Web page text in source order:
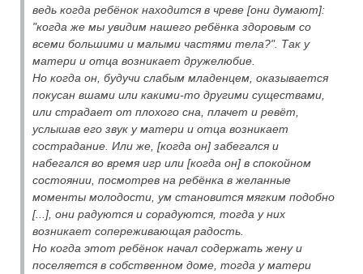
ведь когда ребёнок находится в чреве [они думают]:
"когда же мы увидим нашего ребёнка здоровым со
всеми большими и малыми частями тела?". Так у
матери и отца возникает дружелюбие.
Но когда он, будучи слабым младенцем, оказывается
покусан вшами или какими-то другими существами,
или страдает от плохого сна, плачет и ревёт,
услышав его звук у матери и отца возникает
сострадание. Или же, [когда он] забегался и
набегался во время игр или [когда он] в спокойном
состоянии, посмотрев на ребёнка в желанные
моменты молодости, ум становится мягким подобно
[...], они радуются и сорадуются, тогда у них
возникает сопереживающая радость.
Но когда этот ребёнок начал содержать жену и
поселяется в собственном доме, тогда у матери